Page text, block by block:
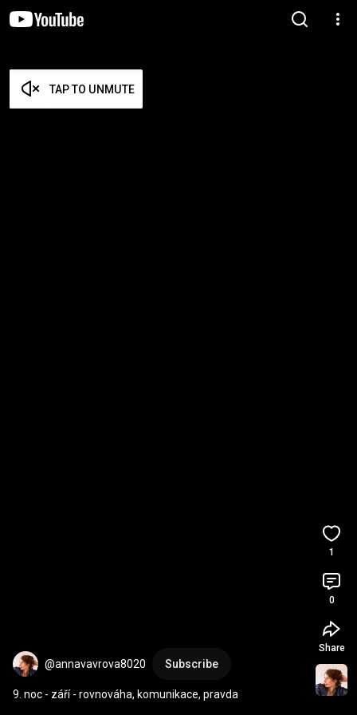
TAP TO UNMUTE
@annavavrova8020 Subscribe
9. noc - září - rovnováha, komunikace, pravda
1
0
Share